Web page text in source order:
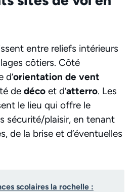
entre reliefs intérieurs
côtiers. Côté
d’orientation de vent
de déco et d’atterro. Les
le lieu qui offre le
sécurité/plaisir, en tenant
de la brise et d’éventuelles
scolaires la rochelle :